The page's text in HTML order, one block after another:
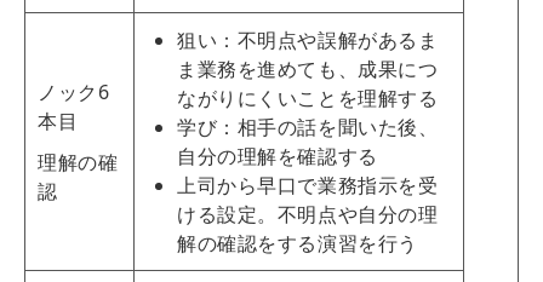
ノック6
本目
理解の確
認
狙い：不明点や誤解があるま
ま業務を進めても、成果につ
ながりにくいことを理解する
学び：相手の話を聞いた後、
自分の理解を確認する
上司から早口で業務指示を受
ける設定。不明点や自分の理
解の確認をする演習を行う